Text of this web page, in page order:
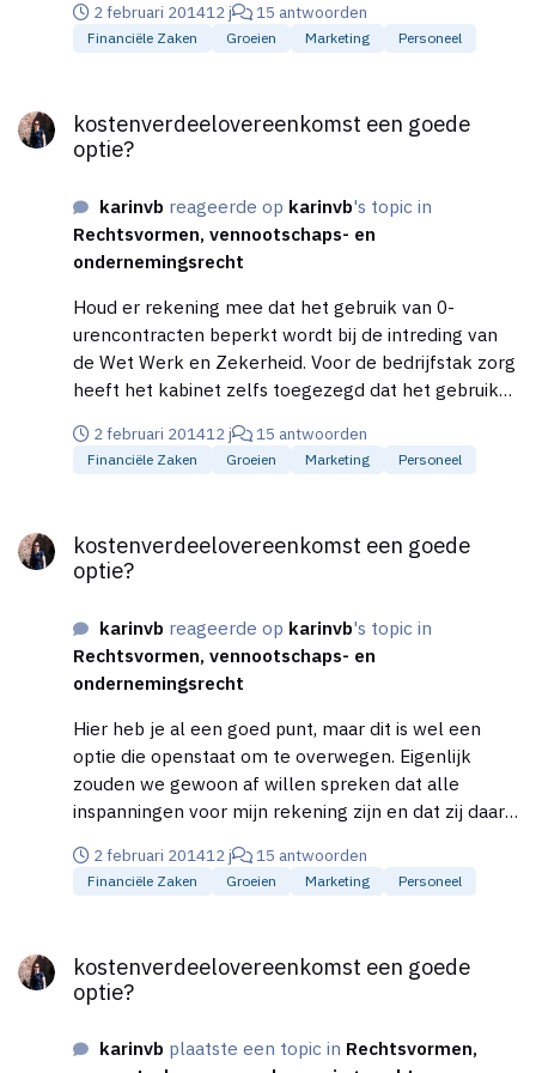
dat doel is ontwikkeld?). Ik ben benieuwd naar de
experts. We wilden binnenkort ook een fysiek
(on)mogelijkheden zijn, zeker vanuit mijn 'point of
view' als bestaande ondernemer.
2 februari 201412 j 15 antwoorden
Financiële Zaken Groeien Marketing Personeel
kostenverdeelovereenkomst een goede
optie?
karinvb reageerde op karinvb's topic in
Rechtsvormen, vennootschaps- en
ondernemingsrecht
Houd er rekening mee dat het gebruik van 0-
urencontracten beperkt wordt bij de intreding van
de Wet Werk en Zekerheid. Voor de bedrijfstak zorg
heeft het kabinet zelfs toegezegd dat het gebruik
gelegd... Zie ook de column van Jack Bogaart.
Bedankt, ik zie dat dit per 1 januari 2015 in werking
wordt gewerkt, ben ik benieuwd wat de opties
zullen zijn.
2 februari 201412 j 15 antwoorden
Financiële Zaken Groeien Marketing Personeel
kostenverdeelovereenkomst een goede
optie?
karinvb reageerde op karinvb's topic in
Rechtsvormen, vennootschaps- en
ondernemingsrecht
Hier heb je al een goed punt, maar dit is wel een
optie die openstaat om te overwegen. Eigenlijk
zouden we gewoon af willen spreken dat alle
inspanningen voor mijn rekening zijn en dat zij daar
de 2e optie zoals je hieronder beschrijft, maar ik
vermoed dat dit niet te organiseren valt onder een
gezien de VAR WUO, maar alles rondom de
praktijkvoering komt voor mijn rekening, vandaar
lijkt mij het meest voor de hand liggend, zij krijgt
2 februari 201412 j 15 antwoorden
Financiële Zaken Groeien Marketing Personeel
kostenverdeelovereenkomst een goede
optie?
karinvb plaatste een topic in Rechtsvormen,